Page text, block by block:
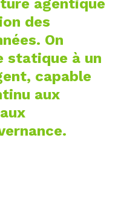
agentique
des
On
statique à un
capable
aux